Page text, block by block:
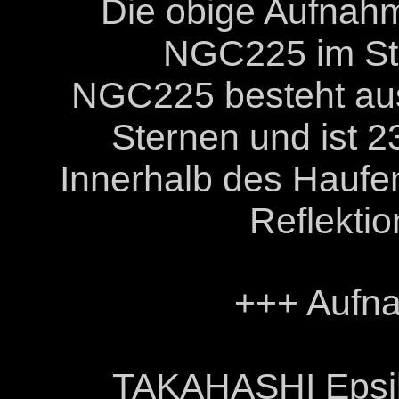
Die obige
NGC225 im
NGC225 besteht
Sternen und ist
Innerhalb des
+++
TAKAHASHI